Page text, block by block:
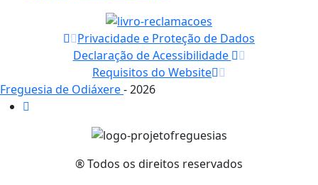
Privacidade e Proteção de Dados
Declaração de Acessibilidade
Requisitos do Website
Freguesia de Odiáxere- 2026
® Todos os direitos reservados